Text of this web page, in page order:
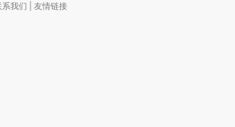
系我们 友情链接